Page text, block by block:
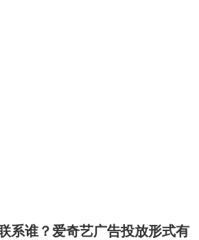
系谁？爱奇艺广告投放形式有